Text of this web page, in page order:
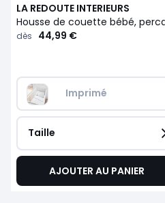
LA REDOUTE INTERIEURS
dès 44,99 €
Imprimé
Taille
AJOUTER AU PANIER